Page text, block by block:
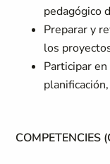
pedagógico
Preparar y
los
Participar
COMPETENCIES